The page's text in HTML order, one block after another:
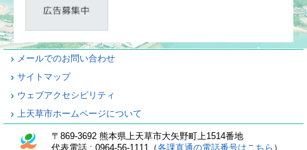
メールでのお問い合わせ
サイトマップ
ウェブアクセシビリティ
上天草市ホームページについて
〒869-3692 熊本県上天草市大矢野町上1514番地